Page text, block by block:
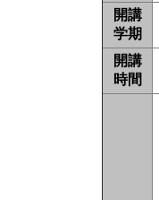
開講
学期
開講
時間